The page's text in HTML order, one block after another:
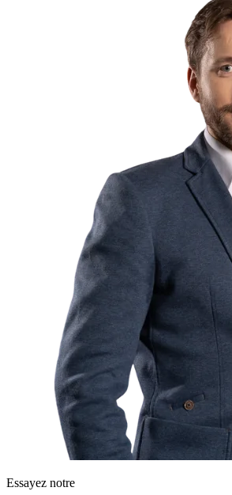
Essayez notre